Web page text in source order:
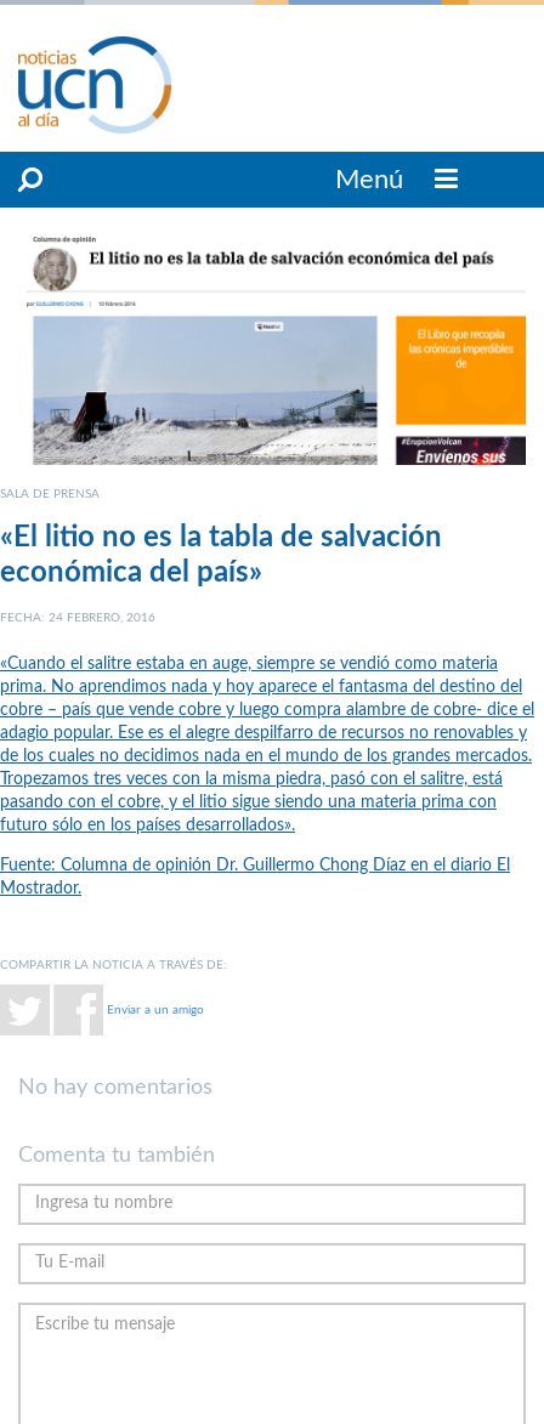
Menú
SALA DE PRENSA
«El litio no es la tabla de salvación
económica del país»
FECHA: 24 FEBRERO, 2016
«Cuando el salitre estaba en auge, siempre se vendió como materia
prima. No aprendimos nada y hoy aparece el fantasma del destino del
cobre – país que vende cobre y luego compra alambre de cobre- dice el
adagio popular. Ese es el alegre despilfarro de recursos no renovables y
de los cuales no decidimos nada en el mundo de los grandes mercados.
Tropezamos tres veces con la misma piedra, pasó con el salitre, está
pasando con el cobre, y el litio sigue siendo una materia prima con
futuro sólo en los países desarrollados».
Fuente: Columna de opinión Dr. Guillermo Chong Díaz en el diario El
Mostrador.
COMPARTIR LA NOTICIA A TRAVÉS DE:
Enviar a un amigo
No hay comentarios
Comenta tu también